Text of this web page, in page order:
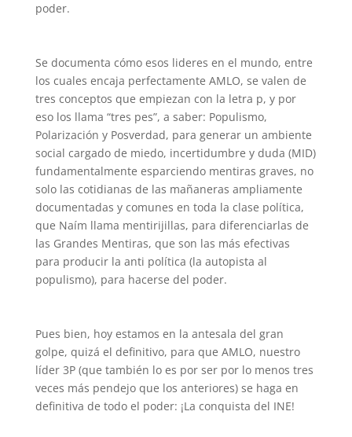
poder.
Se documenta cómo esos lideres en el mundo, entre
los cuales encaja perfectamente AMLO, se valen de
tres conceptos que empiezan con la letra p, y por
eso los llama “tres pes”, a saber: Populismo,
Polarización y Posverdad, para generar un ambiente
social cargado de miedo, incertidumbre y duda (MID)
fundamentalmente esparciendo mentiras graves, no
solo las cotidianas de las mañaneras ampliamente
documentadas y comunes en toda la clase política,
que Naím llama mentirijillas, para diferenciarlas de
las Grandes Mentiras, que son las más efectivas
para producir la anti política (la autopista al
populismo), para hacerse del poder.
Pues bien, hoy estamos en la antesala del gran
golpe, quizá el definitivo, para que AMLO, nuestro
líder 3P (que también lo es por ser por lo menos tres
veces más pendejo que los anteriores) se haga en
definitiva de todo el poder: ¡La conquista del INE!